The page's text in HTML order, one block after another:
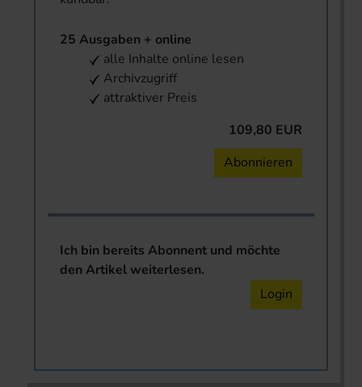
25 Ausgaben + online
alle Inhalte online lesen
Archivzugriff
attraktiver Preis
109,80 EUR
Abonnieren
Ich bin bereits Abonnent und möchte
den Artikel weiterlesen.
Login